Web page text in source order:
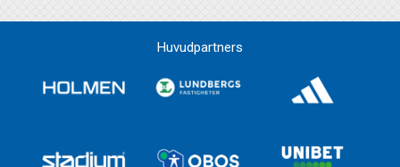
Huvudpartners